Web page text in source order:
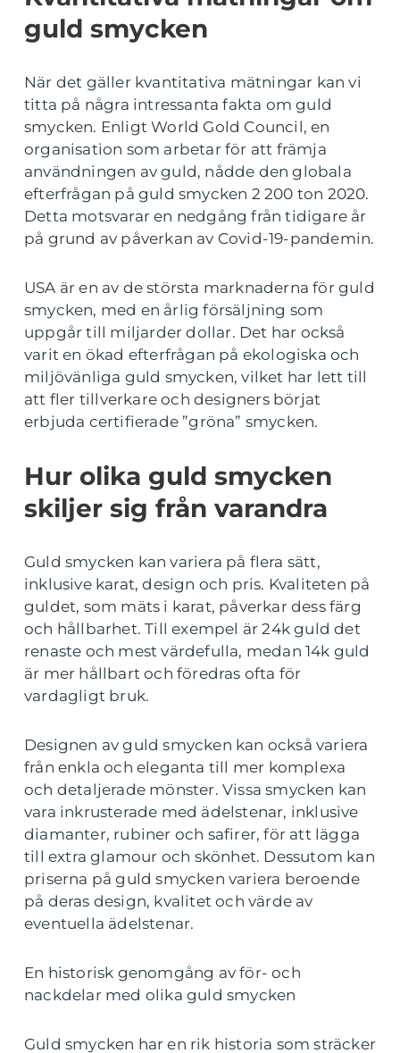
guld smycken
När det gäller kvantitativa mätningar kan vi
titta på några intressanta fakta om guld
smycken. Enligt World Gold Council, en
organisation som arbetar för att främja
användningen av guld, nådde den globala
efterfrågan på guld smycken 2 200 ton 2020.
Detta motsvarar en nedgång från tidigare år
på grund av påverkan av Covid-19-pandemin.
USA är en av de största marknaderna för guld
smycken, med en årlig försäljning som
uppgår till miljarder dollar. Det har också
varit en ökad efterfrågan på ekologiska och
miljövänliga guld smycken, vilket har lett till
att fler tillverkare och designers börjat
erbjuda certifierade ”gröna” smycken.
Hur olika guld smycken
skiljer sig från varandra
Guld smycken kan variera på flera sätt,
inklusive karat, design och pris. Kvaliteten på
guldet, som mäts i karat, påverkar dess färg
och hållbarhet. Till exempel är 24k guld det
renaste och mest värdefulla, medan 14k guld
är mer hållbart och föredras ofta för
vardagligt bruk.
Designen av guld smycken kan också variera
från enkla och eleganta till mer komplexa
och detaljerade mönster. Vissa smycken kan
vara inkrusterade med ädelstenar, inklusive
diamanter, rubiner och safirer, för att lägga
till extra glamour och skönhet. Dessutom kan
priserna på guld smycken variera beroende
på deras design, kvalitet och värde av
eventuella ädelstenar.
En historisk genomgång av för- och
nackdelar med olika guld smycken
Guld smycken har en rik historia som sträcker